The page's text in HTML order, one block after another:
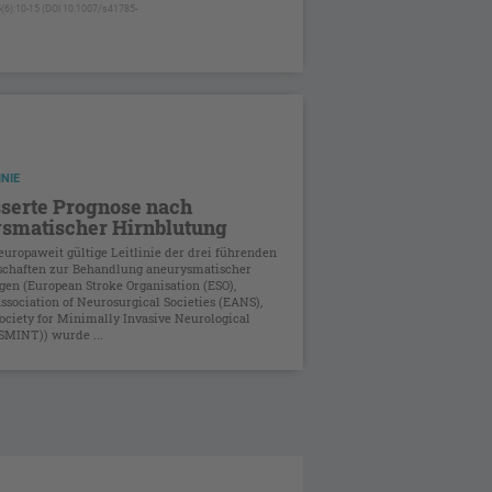
15 (DOI 10.1007/s41785-
Prognose nach
Hirnblutung
gültige Leitlinie der drei führenden
zur Behandlung aneurysmatischer
(European Stroke Organisation (ESO),
of Neurosurgical Societies (EANS),
for Minimally Invasive Neurological
wurde ...